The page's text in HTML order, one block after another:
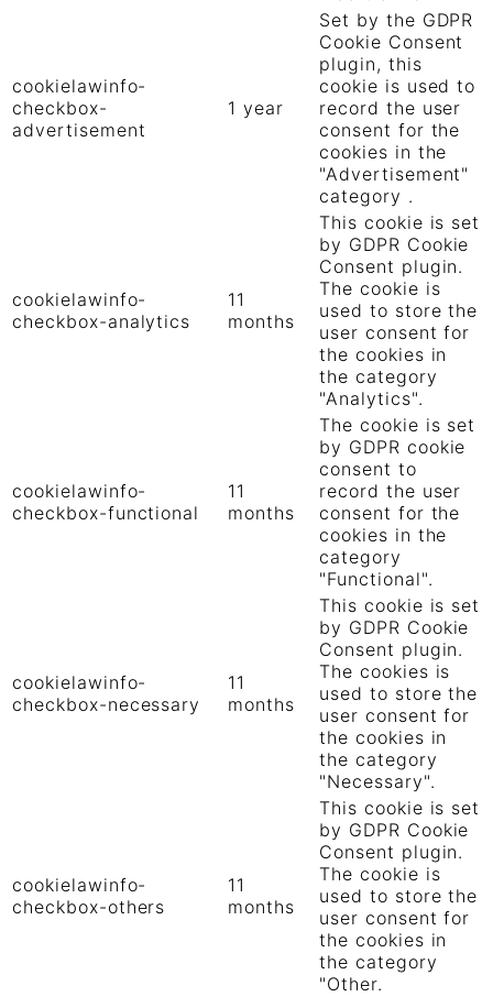
cookielawinfo-
checkbox-
advertisement
1 year
Set by the GDPR
Cookie Consent
plugin, this
cookie is used to
record the user
consent for the
cookies in the
"Advertisement"
category .
cookielawinfo-
checkbox-analytics
11
months
This cookie is set
by GDPR Cookie
Consent plugin.
The cookie is
used to store the
user consent for
the cookies in
the category
"Analytics".
cookielawinfo-
checkbox-functional
11
months
The cookie is set
by GDPR cookie
consent to
record the user
consent for the
cookies in the
category
"Functional".
cookielawinfo-
checkbox-necessary
11
months
This cookie is set
by GDPR Cookie
Consent plugin.
The cookies is
used to store the
user consent for
the cookies in
the category
"Necessary".
cookielawinfo-
checkbox-others
11
months
This cookie is set
by GDPR Cookie
Consent plugin.
The cookie is
used to store the
user consent for
the cookies in
the category
"Other.